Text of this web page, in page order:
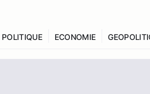
POLITIQUE ECONOMIE